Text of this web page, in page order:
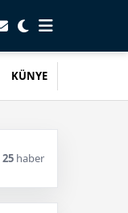
KÜNYE
25 haber